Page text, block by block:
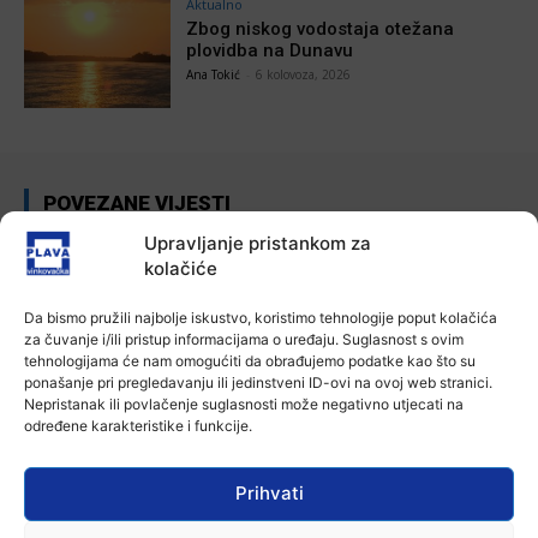
Upravljanje pristankom za
kolačiće
Da bismo pružili najbolje iskustvo, koristimo tehnologije poput kolačića
za čuvanje i/ili pristup informacijama o uređaju. Suglasnost s ovim
tehnologijama će nam omogućiti da obrađujemo podatke kao što su
ponašanje pri pregledavanju ili jedinstveni ID-ovi na ovoj web stranici.
Nepristanak ili povlačenje suglasnosti može negativno utjecati na
određene karakteristike i funkcije.
Prihvati
Aktualno
Zbog niskog vodostaja otežana
plovidba na Dunavu
Ana Tokić 6 kolovoza, 2026
POVEZANE VIJESTI
Aktualno
Autoklub Vinkovci u rujnu će obilježiti
7 kolovoza, 2026
Aktualno
Za dva tjedna započinje još jedna
Divlja liga